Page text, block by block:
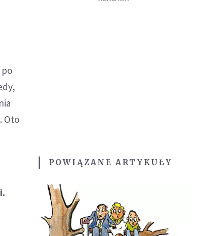
Oto
POWIĄZANE ARTYKUŁY